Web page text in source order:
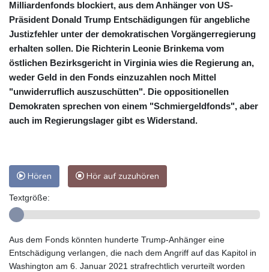
Milliardenfonds blockiert, aus dem Anhänger von US-
Präsident Donald Trump Entschädigungen für angebliche
Justizfehler unter der demokratischen Vorgängerregierung
erhalten sollen. Die Richterin Leonie Brinkema vom
östlichen Bezirksgericht in Virginia wies die Regierung an,
weder Geld in den Fonds einzuzahlen noch Mittel
"unwiderruflich auszuschütten". Die oppositionellen
Demokraten sprechen von einem "Schmiergeldfonds", aber
auch im Regierungslager gibt es Widerstand.
Hören Hör auf zuzuhören
Textgröße:
Aus dem Fonds könnten hunderte Trump-Anhänger eine
Entschädigung verlangen, die nach dem Angriff auf das Kapitol in
Washington am 6. Januar 2021 strafrechtlich verurteilt worden